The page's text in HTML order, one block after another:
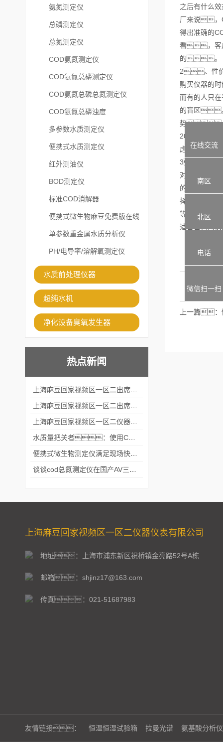
氨氮测定仪
总磷测定仪
总氮测定仪
COD氨氮测定仪
COD氨氮总磷测定仪
COD氨氮总磷总氮测定仪
COD氨氮总磷浊度
多参数水质测定仪
便携式水质测定仪
红外测油仪
BOD测定仪
标准COD消解器
便携式微生物麻豆免费版在线
观看
单参数重金属水质分析仪
PH/电导率/溶解氧测定仪
水质前处理仪器
超纯水机
净化设备臭氧发生器
热点新闻
之后有什么
厂来说，
得出准确的
看，客
的。
2、性
购买仪器的
而有的人只
的盲区
势，
20000元不
虑，这样
3、仪
对于第二条
的，使
择一些比较
等，此外
适合自己的
上一篇：
上海麻豆回家视频区一区二仪器仪表有限公司
地址：上海市浦东新区祝桥镇金亮路52号A栋
邮箱：shjinz17@163.com
传真：021-51687983
友情链接： 恒温恒湿试验箱 拉曼光谱 氨基酸分析仪
在线交流
南区
北区
电话
微信扫一扫